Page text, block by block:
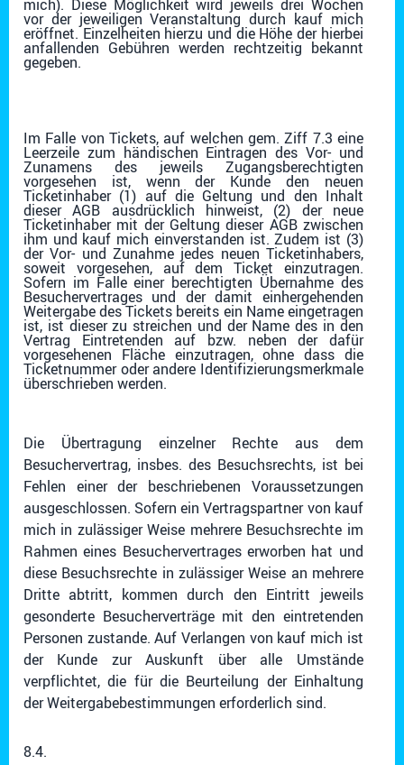
mich). Diese Möglichkeit wird jeweils drei Wochen
vor der jeweiligen Veranstaltung durch kauf mich
eröffnet. Einzelheiten hierzu und die Höhe der hierbei
anfallenden Gebühren werden rechtzeitig bekannt
gegeben.
Im Falle von Tickets, auf welchen gem. Ziff 7.3 eine
Leerzeile zum händischen Eintragen des Vor- und
Zunamens des jeweils Zugangsberechtigten
vorgesehen ist, wenn der Kunde den neuen
Ticketinhaber (1) auf die Geltung und den Inhalt
dieser AGB ausdrücklich hinweist, (2) der neue
Ticketinhaber mit der Geltung dieser AGB zwischen
ihm und kauf mich einverstanden ist. Zudem ist (3)
der Vor- und Zunahme jedes neuen Ticketinhabers,
soweit vorgesehen, auf dem Ticket einzutragen.
Sofern im Falle einer berechtigten Übernahme des
Besuchervertrages und der damit einhergehenden
Weitergabe des Tickets bereits ein Name eingetragen
ist, ist dieser zu streichen und der Name des in den
Vertrag Eintretenden auf bzw. neben der dafür
vorgesehenen Fläche einzutragen, ohne dass die
Ticketnummer oder andere Identifizierungsmerkmale
überschrieben werden.
Die Übertragung einzelner Rechte aus dem
Besuchervertrag, insbes. des Besuchsrechts, ist bei
Fehlen einer der beschriebenen Voraussetzungen
ausgeschlossen. Sofern ein Vertragspartner von kauf
mich in zulässiger Weise mehrere Besuchsrechte im
Rahmen eines Besuchervertrages erworben hat und
diese Besuchsrechte in zulässiger Weise an mehrere
Dritte abtritt, kommen durch den Eintritt jeweils
gesonderte Besucherverträge mit den eintretenden
Personen zustande. Auf Verlangen von kauf mich ist
der Kunde zur Auskunft über alle Umstände
verpflichtet, die für die Beurteilung der Einhaltung
der Weitergabebestimmungen erforderlich sind.
8.4.